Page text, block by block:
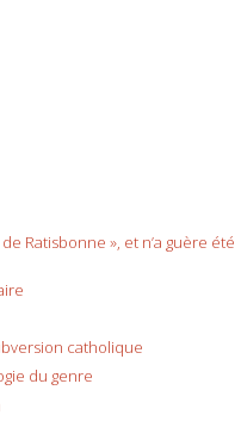
Ratisbonne », et n’a guère été
catholique
du genre